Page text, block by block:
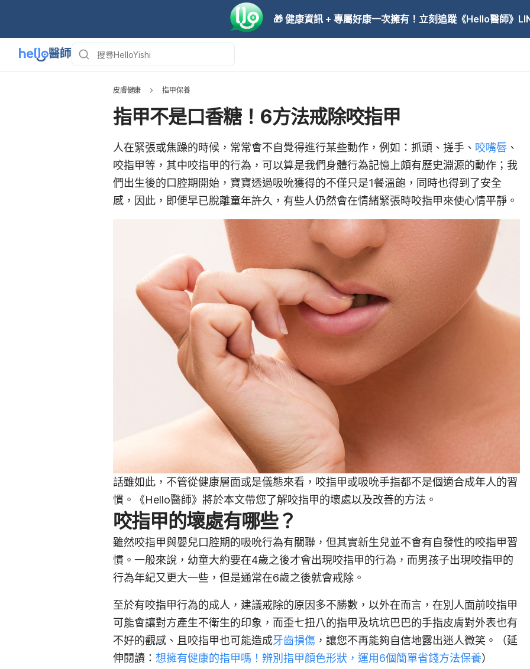
🎁 健康資訊 + 專屬好康一次擁有！立刻追蹤《Hello醫師》
皮膚健康 指甲保養
指甲不是口香糖！6方法戒除咬指甲
人在緊張或焦躁的時候，常常會不自覺得進行某些動作，例如：抓頭、搓手、 咬嘴唇 、
咬指甲等，其中咬指甲的行為，可以算是我們身體行為記憶上頗有歷史淵源的動作；我
們出生後的口腔期開始，寶寶透過吸吮獲得的不僅只是1餐溫飽，同時也得到了安全
感，因此，即便早已脫離童年許久，有些人仍然會在情緒緊張時咬指甲來使心情平靜。
話雖如此，不管從健康層面或是儀態來看，咬指甲或吸吮手指都不是個適合成年人的習
慣。《Hello醫師》將於本文帶您了解咬指甲的壞處以及改善的方法。
咬指甲的壞處有哪些？
雖然咬指甲與嬰兒口腔期的吸吮行為有關聯，但其實新生兒並不會有自發性的咬指甲習
慣。一般來說，幼童大約要在4歲之後才會出現咬指甲的行為，而男孩子出現咬指甲的
行為年紀又更大一些，但是通常在6歲之後就會戒除。
至於有咬指甲行為的成人，建議戒除的原因多不勝數，以外在而言，在別人面前咬指甲
可能會讓對方產生不衛生的印象，而歪七扭八的指甲及坑坑巴巴的手指皮膚對外表也有
不好的觀感、且咬指甲也可能造成牙齒損傷 ，讓您不再能夠自信地露出迷人微笑。（延
伸閱讀： 想擁有健康的指甲嗎！辨別指甲顏色形狀，運用6個簡單省錢方法保養）